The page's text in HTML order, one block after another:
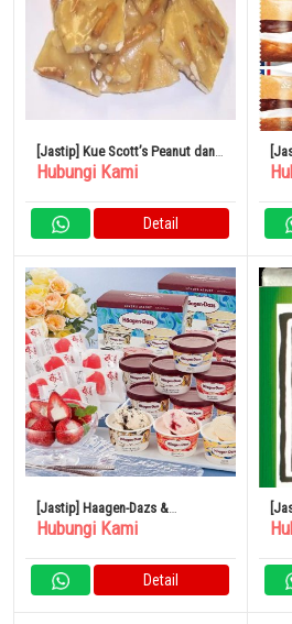
[Jastip] Kue Scott’s Peanut dan
Pretzel Putih 1 Pound
Hubungi Kami
Detail
[Jastip] Haagen-Dazs &
Strawberry Ice A-HGR
Hubungi Kami
Detail